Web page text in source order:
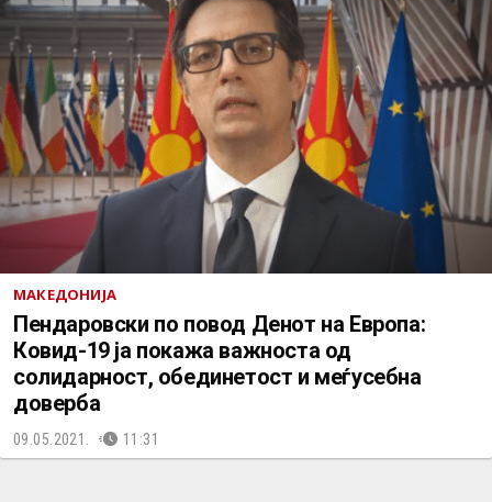
МАКЕДОНИЈА
Пендаровски по повод Денот на Европа:
Ковид-19 ја покажа важноста од
солидарност, обединетост и меѓусебна
доверба
09.05.2021. 11:31